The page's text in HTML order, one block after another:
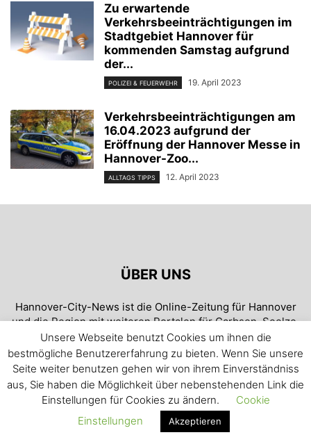
Zu erwartende
Verkehrsbeeinträchtigungen im
Stadtgebiet Hannover für
kommenden Samstag aufgrund
der...
POLIZEI & FEUERWEHR 19. April 2023
Verkehrsbeeinträchtigungen am
16.04.2023 aufgrund der
Eröffnung der Hannover Messe in
Hannover-Zoo...
ALLTAGS TIPPS 12. April 2023
ÜBER UNS
Hannover-City-News ist die Online-Zeitung für Hannover
und die Region mit weiteren Portalen für Garbsen, Seelze,
Neustadt und Wunstorf. Täglich aktuell und blitzschnell!
Kontaktieren Sie uns:redaktion.hannover@citynews-
online.de
© Garbsen City News 2005-2019
Unsere Webseite benutzt Cookies um ihnen die
bestmögliche Benutzererfahrung zu bieten. Wenn Sie unsere
Seite weiter benutzen gehen wir von ihrem Einverständniss
aus, Sie haben die Möglichkeit über nebenstehenden Link die
Einstellungen für Cookies zu ändern.
Cookie
Einstellungen
Akzeptieren